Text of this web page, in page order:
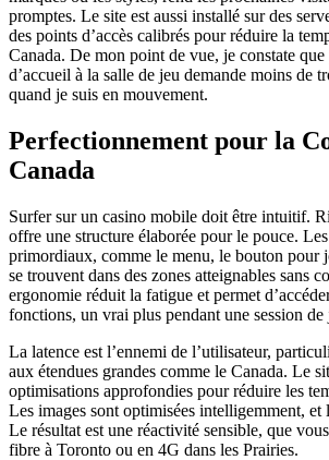
promptes. Le site est aussi installé sur des
des points d’accès calibrés pour réduire la
Canada. De mon point de vue, je constate que
d’accueil à la salle de jeu demande moins de
quand je suis en mouvement.
Perfectionnement pour la
Canada
Surfer sur un casino mobile doit être intuitif.
offre une structure élaborée pour le pouce.
primordiaux, comme le menu, le bouton pour
se trouvent dans des zones atteignables sans
ergonomie réduit la fatigue et permet
fonctions, un vrai plus pendant une session de
La latence est l’ennemi de l’utilisateur,
aux étendues grandes comme le Canada. Le
optimisations approfondies pour réduire les
Les images sont optimisées intelligemment, et
Le résultat est une réactivité sensible, que
fibre à Toronto ou en 4G dans les Prairies.